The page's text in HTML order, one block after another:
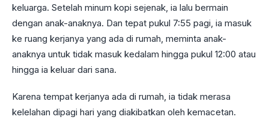
keluarga. Setelah minum kopi sejenak, ia lalu bermain
dengan anak-anaknya. Dan tepat pukul 7:55 pagi, ia masuk
ke ruang kerjanya yang ada di rumah, meminta anak-
anaknya untuk tidak masuk kedalam hingga pukul 12:00 atau
hingga ia keluar dari sana.
Karena tempat kerjanya ada di rumah, ia tidak merasa
kelelahan dipagi hari yang diakibatkan oleh kemacetan.